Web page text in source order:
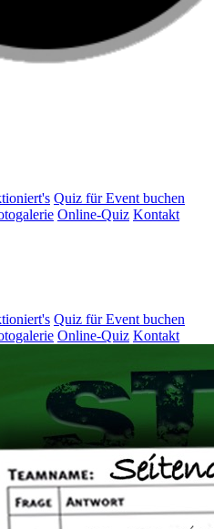
Quiz für Event buchen
Online-Quiz Kontakt
Quiz für Event buchen
Online-Quiz Kontakt